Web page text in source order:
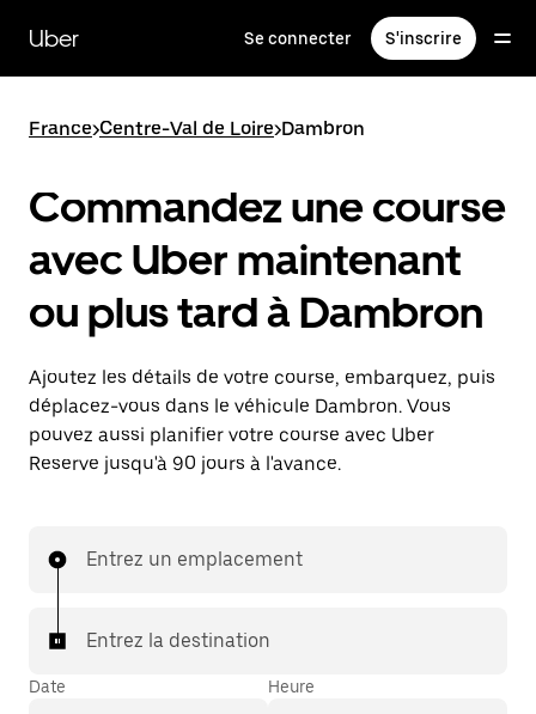
contenu
principal
Uber Se connecter S'inscrire
France>Centre-Val de Loire>Dambron
Commandez une course
avec Uber maintenant
ou plus tard à Dambron
Ajoutez les détails de votre course, embarquez, puis
déplacez-vous dans le véhicule Dambron. Vous
pouvez aussi planifier votre course avec Uber
Reserve jusqu'à 90 jours à l'avance.
Entrez un emplacement
Entrez la destination
Date Heure